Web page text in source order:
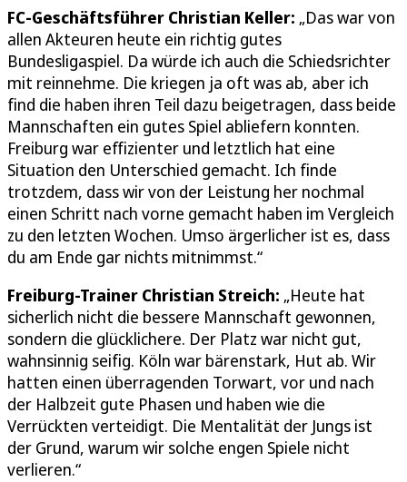
FC-Geschäftsführer Christian Keller: „Das war von
allen Akteuren heute ein richtig gutes
Bundesligaspiel. Da würde ich auch die Schiedsrichter
mit reinnehme. Die kriegen ja oft was ab, aber ich
find die haben ihren Teil dazu beigetragen, dass beide
Mannschaften ein gutes Spiel abliefern konnten.
Freiburg war effizienter und letztlich hat eine
Situation den Unterschied gemacht. Ich finde
trotzdem, dass wir von der Leistung her nochmal
einen Schritt nach vorne gemacht haben im Vergleich
zu den letzten Wochen. Umso ärgerlicher ist es, dass
du am Ende gar nichts mitnimmst.“
Freiburg-Trainer Christian Streich: „Heute hat
sicherlich nicht die bessere Mannschaft gewonnen,
sondern die glücklichere. Der Platz war nicht gut,
wahnsinnig seifig. Köln war bärenstark, Hut ab. Wir
hatten einen überragenden Torwart, vor und nach
der Halbzeit gute Phasen und haben wie die
Verrückten verteidigt. Die Mentalität der Jungs ist
der Grund, warum wir solche engen Spiele nicht
verlieren.“